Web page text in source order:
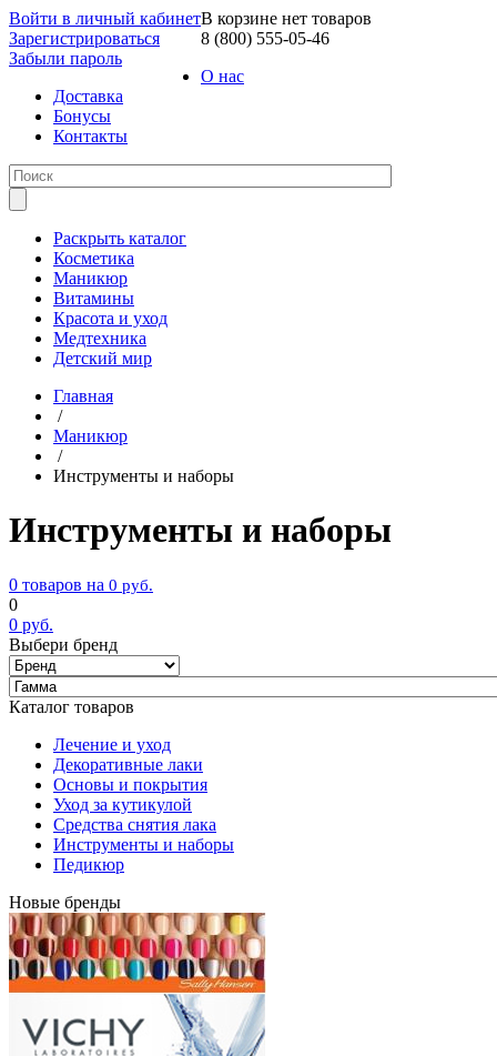
Войти в личный кабинет
Зарегистрироваться
Забыли пароль
В корзине нет товаров
8 (800) 555-05-46
О нас
Доставка
Бонусы
Контакты
Раскрыть каталог
Косметика
Маникюр
Витамины
Красота и уход
Медтехника
Детский мир
Главная
/
Маникюр
/
Инструменты и наборы
Инструменты и наборы
0 товаров на 0 руб.
0
0 руб.
Выбери бренд
Каталог товаров
Лечение и уход
Декоративные лаки
Основы и покрытия
Уход за кутикулой
Средства снятия лака
Инструменты и наборы
Педикюр
Новые бренды